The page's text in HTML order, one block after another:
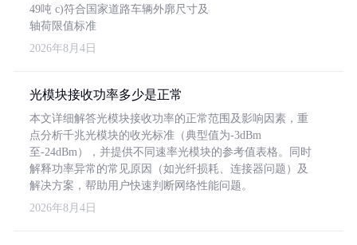
49吨 c)符合国家道路车辆外廓尺寸及
轴荷限值标准
2026年8月4日
光模块接收功率多少是正常
本文详细解答光模块接收功率的正常范围及影响因素，重
点分析千兆光模块的收光标准（典型值为-3dBm
至-24dBm），并提供不同速率光模块的参考值表格。同时
解释功率异常的常见原因（如光纤损耗、连接器问题）及
解决方案，帮助用户快速判断网络性能问题。
2026年8月4日